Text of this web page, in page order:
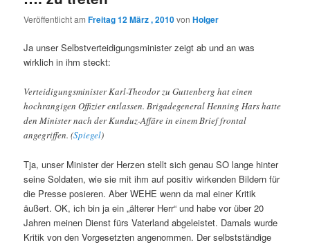
Veröffentlicht amFreitag 12 März , 2010vonHolger
Ja unser Selbstverteidigungsminister zeigt ab und an was
wirklich in ihm steckt:
Verteidigungsminister Karl-Theodor zu Guttenberg hat einen
hochrangigen Offizier entlassen. Brigadegeneral Henning Hars hatte
den Minister nach der Kunduz-Affäre in einem Brief frontal
angegriffen. (Spiegel)
Tja, unser Minister der Herzen stellt sich genau SO lange hinter
seine Soldaten, wie sie mit ihm auf positiv wirkenden Bildern für
die Presse posieren. Aber WEHE wenn da mal einer Kritik
äußert. OK, ich bin ja ein „älterer Herr“ und habe vor über 20
Jahren meinen Dienst fürs Vaterland abgeleistet. Damals wurde
Kritik von den Vorgesetzten angenommen. Der selbstständige